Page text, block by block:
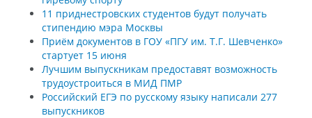
11 приднестровских студентов будут получать
стипендию мэра Москвы
Приём документов в ГОУ «ПГУ им. Т.Г. Шевченко»
стартует 15 июня
Лучшим выпускникам предоставят возможность
трудоустроиться в МИД ПМР
Российский ЕГЭ по русскому языку написали 277
выпускников